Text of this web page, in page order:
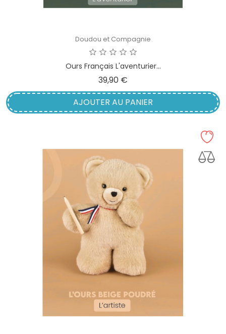
Doudou et Compagnie
Ours Français L'aventurier...
39,90 €
AJOUTER AU PANIER